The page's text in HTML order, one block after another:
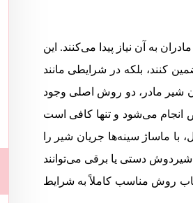
به آن نیاز پیدا می‌کنند. این
کنند، بلکه در شرایطی مانند
شیر مادر، دو روش اصلی وجود
انجام می‌شود و تنها کافی است
ماساژ سینه‌ها جریان شیر را
شیردوش دستی یا برقی می‌توانند
روش مناسب کاملاً به شرایط